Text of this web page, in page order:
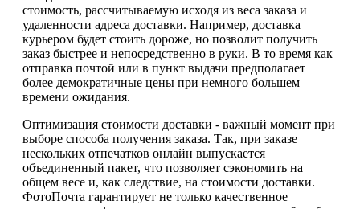
стоимость, рассчитываемую исходя из веса заказа и
удаленности адреса доставки. Например, доставка
курьером будет стоить дороже, но позволит получить
заказ быстрее и непосредственно в руки. В то время как
отправка почтой или в пункт выдачи предполагает
более демократичные цены при немного большем
времени ожидания.
Оптимизация стоимости доставки - важный момент при
выборе способа получения заказа. Так, при заказе
нескольких отпечатков онлайн выпускается
объединенный пакет, что позволяет сэкономить на
общем весе и, как следствие, на стоимости доставки.
ФотоПочта гарантирует не только качественное